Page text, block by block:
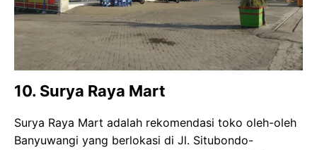
10. Surya Raya Mart
Surya Raya Mart adalah rekomendasi toko oleh-oleh
Banyuwangi yang berlokasi di Jl. Situbondo-